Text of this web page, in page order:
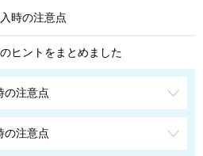
時の注意点
ヒントをまとめました
の注意点
の注意点